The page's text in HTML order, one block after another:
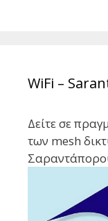
WiFi –
Δείτε σε
των mesh